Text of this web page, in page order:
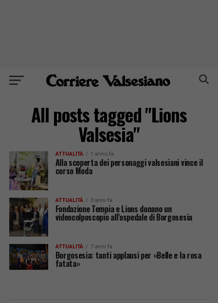
All posts tagged "Lions
Valsesia"
ATTUALITÀ 1 anno fa
Alla scoperta dei personaggi valsesiani vince il
corso Moda
ATTUALITÀ 3 anni fa
Fondazione Tempia e Lions donano un
videocolposcopio all’ospedale di Borgosesia
ATTUALITÀ 7 anni fa
Borgosesia: tanti applausi per «Belle e la rosa
fatata»